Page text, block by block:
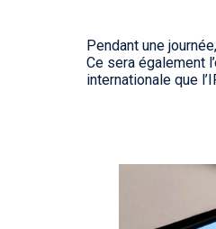
Pendant une
Ce sera également
internationale que